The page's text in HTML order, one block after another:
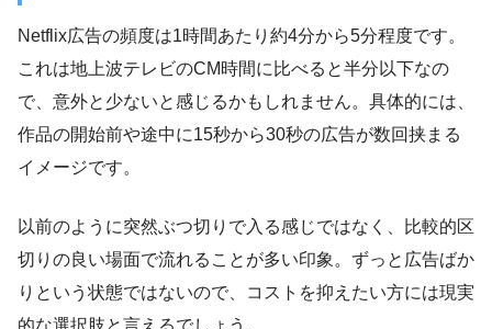
Netflix広告の頻度は1時間あたり約4分から5分程度です。
これは地上波テレビのCM時間に比べると半分以下なの
で、意外と少ないと感じるかもしれません。具体的には、
作品の開始前や途中に15秒から30秒の広告が数回挟まる
イメージです。
以前のように突然ぶつ切りで入る感じではなく、比較的区
切りの良い場面で流れることが多い印象。ずっと広告ばか
りという状態ではないので、コストを抑えたい方には現実